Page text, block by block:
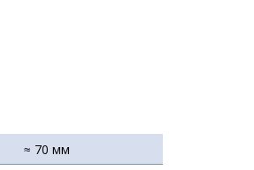
≈ 70 мм